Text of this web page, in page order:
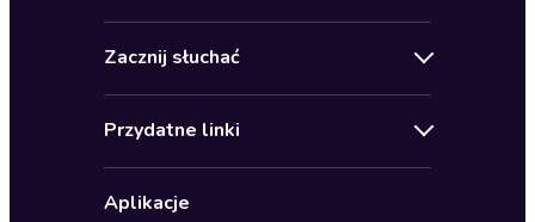
Biznes, marketing, ekonomia
Pomoc
Ustawienia prywatności
Zacznij słuchać
Karnety
Przydatne linki
Aplikacje